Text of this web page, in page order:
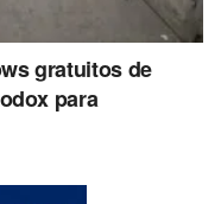
gratuitos de
para